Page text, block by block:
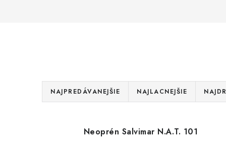
R
a
NAJPREDÁVANEJŠIE NAJLACNEJŠIE
Neoprén Salvimar N.A.T. 101